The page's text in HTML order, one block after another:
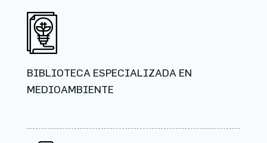
BIBLIOTECA ESPECIALIZADA EN
MEDIOAMBIENTE